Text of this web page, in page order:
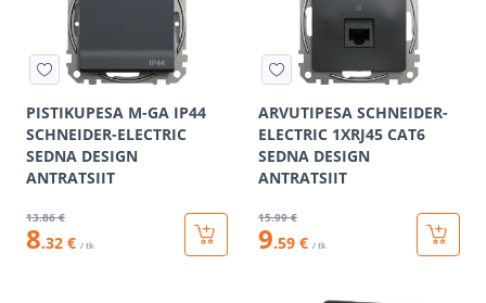
PISTIKUPESA M-GA IP44
SCHNEIDER-ELECTRIC
SEDNA DESIGN
ANTRATSIIT
13.86 €
8.32 € / tk
ARVUTIPESA SCHNEIDER-
ELECTRIC 1XRJ45 CAT6
SEDNA DESIGN
ANTRATSIIT
15.99 €
9.59 € / tk